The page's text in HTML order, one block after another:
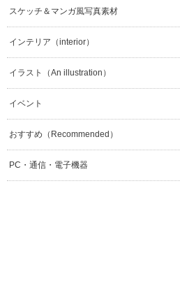
スケッチ＆マンガ風写真素材
インテリア（interior）
イラスト（An illustration）
イベント
おすすめ（Recommended）
PC・通信・電子機器